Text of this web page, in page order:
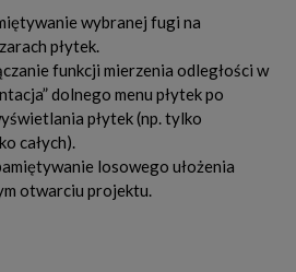
wybranej fugi na
płytek.
funkcji mierzenia odległości w
dolnego menu płytek po
płytek (np. tylko
całych).
losowego ułożenia
otwarciu projektu.